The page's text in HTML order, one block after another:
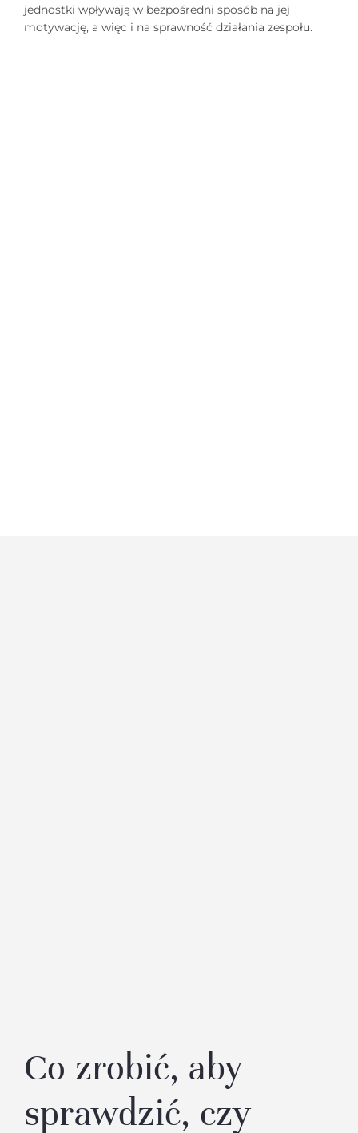
jednostki wpływają w bezpośredni sposób na jej
motywację, a więc i na sprawność działania zespołu.
Co zrobić, aby
sprawdzić, czy